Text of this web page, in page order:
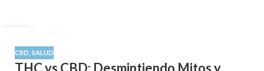
JUN
CBD SALUD